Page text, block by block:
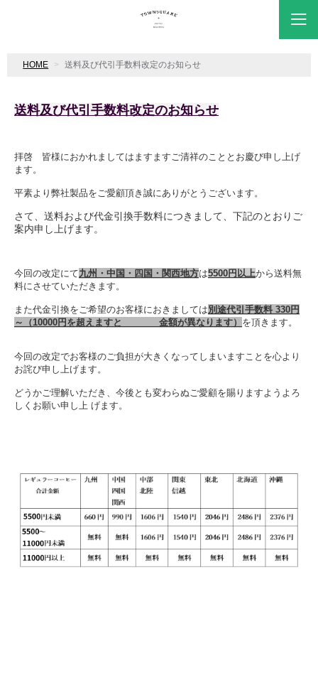
HOME 送料及び代引手数料改定のお知らせ
送料及び代引手数料改定のお知らせ
拝啓 皆様におかれましてはますますご清祥のこととお慶び申し上げ
ます。
平素より弊社製品をご愛顧頂き誠にありがとうございます。
さて、送料および代金引換手数料につきまして、下記のとおりご
案内申し上げます。
今回の改定にて九州・中国・四国・関西地方は5500円以上から送料無
料にさせていただきます。
また代金引換をご希望のお客様におきましては別途代引手数料 330円
～（10000円を超えますと 金額が異なります） を頂きます。
今回の改定でお客様のご負担が大きくなってしまいますことを心より
お詫び申し上げます。
どうかご理解いただき、今後とも変わらぬご愛顧を賜りますようよろ
しくお願い申し上 げます。